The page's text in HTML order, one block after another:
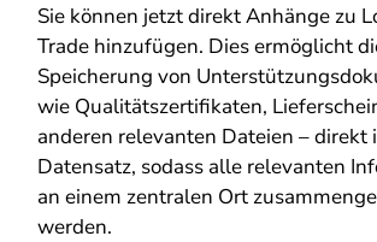
Sie können jetzt direkt Anhänge zu
Trade hinzufügen. Dies ermöglicht
Speicherung von
wie Qualitätszertifikaten,
anderen relevanten Dateien – direkt
Datensatz, sodass alle relevanten
an einem zentralen Ort
werden.